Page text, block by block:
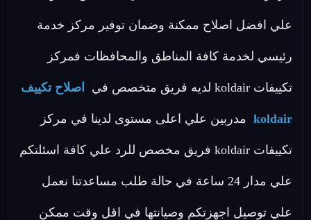
علي افضل اصلاح ممكنة وضمان توفير مركز خدمة
رئيسي لخدمة كافة المناطق والمحافظات فمركز
تكييفات koldair لديه فريق متخصص في اصلاح تكييف
koldair مدربين علي اعلى مستوى لدينا في مركز
تكييفات koldair فريق مخصص للرد علي كافة اسئلتكم
علي مدار 24 ساعة في حالة طلب مساعدتنا نعمل
علي توصيل اجهزتكم وصيانتها في اقل وقت ممكن